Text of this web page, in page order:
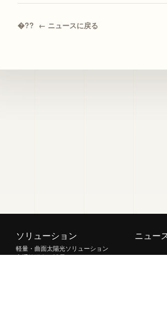
← ニュースに戻る
ソリューション
軽量・曲面太陽光ソリューション
交通輸送向け補電ソリューション
ニュー